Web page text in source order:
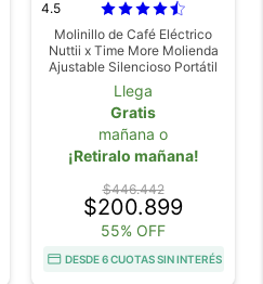
4.5
Molinillo de Café Eléctrico
Nuttii x Time More Molienda
Ajustable Silencioso Portátil
Naranja
Llega
Gratis
mañana o
¡Retiralo mañana!
$446.442
$200.899
55% OFF
DESDE 6 CUOTAS SIN INTERÉS